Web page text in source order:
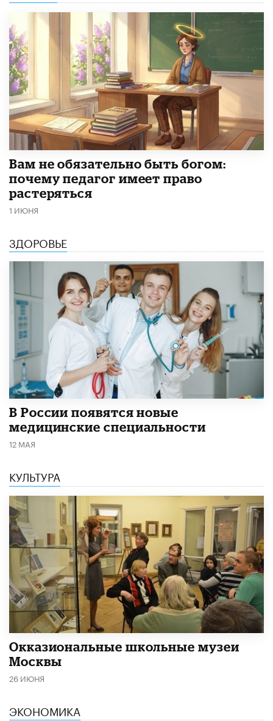
​Вам не обязательно быть богом:
почему педагог имеет право
растеряться
1 ИЮНЯ
ЗДОРОВЬЕ
В России появятся новые
медицинские специальности
12 МАЯ
КУЛЬТУРА
​Окказиональные школьные музеи
Москвы
26 ИЮНЯ
ЭКОНОМИКА